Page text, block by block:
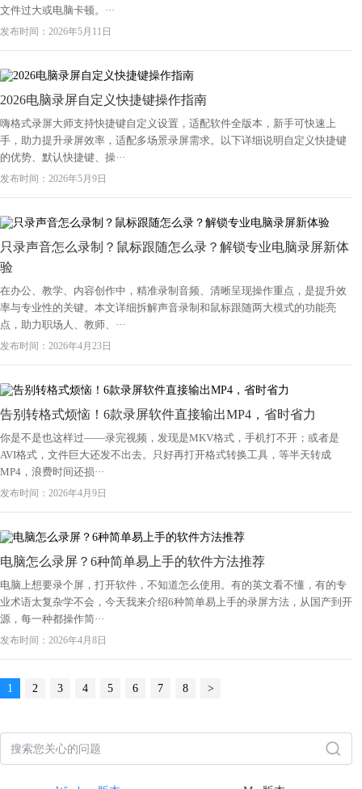
文件过大或电脑卡顿。···
发布时间：2026年5月11日
2026电脑录屏自定义快捷键操作指南
嗨格式录屏大师支持快捷键自定义设置，适配软件全版本，新手可快速上
手，助力提升录屏效率，适配多场景录屏需求。以下详细说明自定义快捷键
的优势、默认快捷键、操···
发布时间：2026年5月9日
只录声音怎么录制？鼠标跟随怎么录？解锁专业电脑录屏新体
验
在办公、教学、内容创作中，精准录制音频、清晰呈现操作重点，是提升效
率与专业性的关键。本文详细拆解声音录制和鼠标跟随两大模式的功能亮
点，助力职场人、教师、···
发布时间：2026年4月23日
告别转格式烦恼！6款录屏软件直接输出MP4，省时省力
你是不是也这样过——录完视频，发现是MKV格式，手机打不开；或者是
AVI格式，文件巨大还发不出去。只好再打开格式转换工具，等半天转成
MP4，浪费时间还损···
发布时间：2026年4月9日
电脑怎么录屏？6种简单易上手的软件方法推荐
电脑上想要录个屏，打开软件，不知道怎么使用。有的英文看不懂，有的专
业术语太复杂学不会，今天我来介绍6种简单易上手的录屏方法，从国产到开
源，每一种都操作简···
发布时间：2026年4月8日
1 2 3 4 5 6 7 8 >